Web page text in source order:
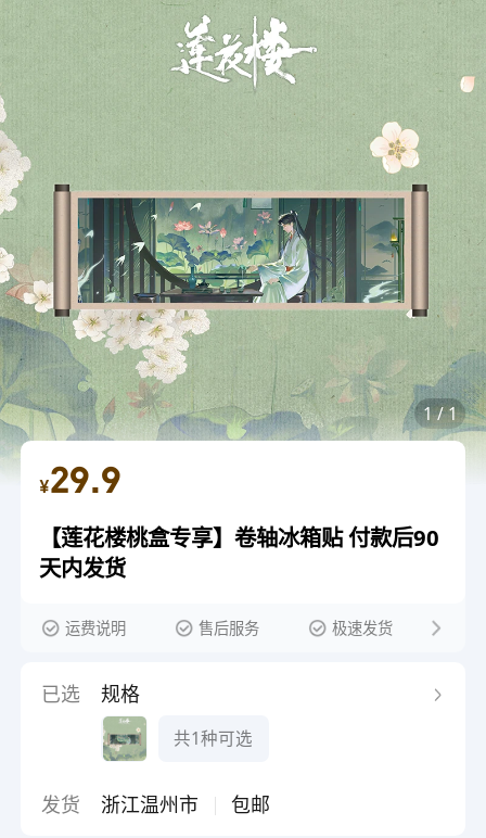
1/1
¥29.9
【莲花楼桃盒专享】卷轴冰箱贴 付款后90
天内发货
运费说明 售后服务 极速发货
已选 规格
共1种可选
发货 浙江温州市 包邮